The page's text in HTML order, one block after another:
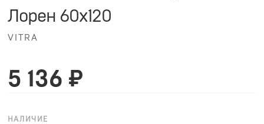
Лорен 60x120
VITRA
5 136 ₽
НАЛИЧИЕ